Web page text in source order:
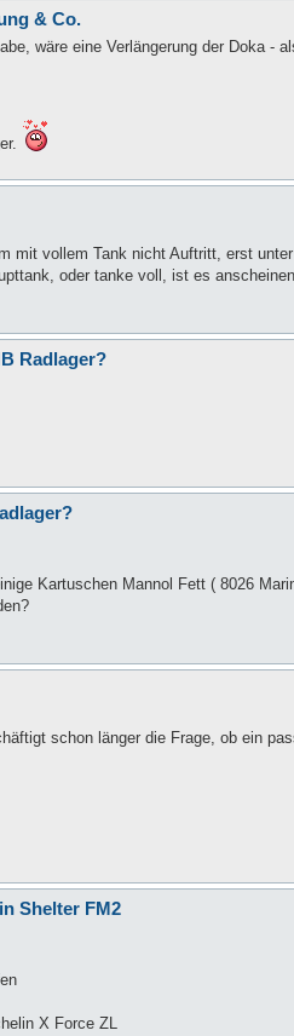
& Co.
wäre eine Verlängerung der Doka -
mit vollem Tank nicht Auftritt, erst
oder tanke voll, ist es
Radlager?
Kartuschen Mannol Fett ( 8026
schon länger die Frage, ob ein
Shelter FM2
X Force ZL